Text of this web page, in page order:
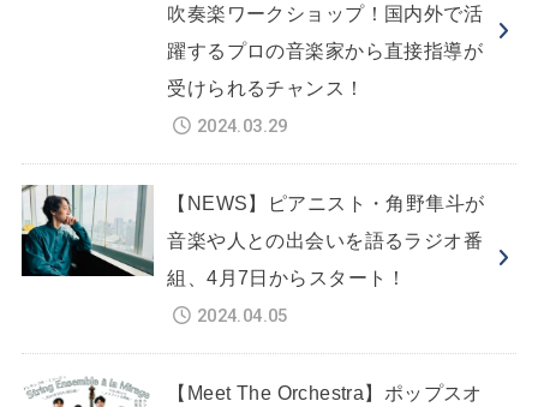
吹奏楽ワークショップ！国内外で活
躍するプロの音楽家から直接指導が
受けられるチャンス！
2024.03.29
【NEWS】ピアニスト・角野隼斗が
音楽や人との出会いを語るラジオ番
組、4月7日からスタート！
2024.04.05
【Meet The Orchestra】ポップスオ